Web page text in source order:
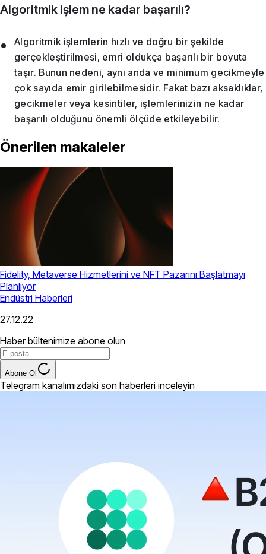
Algoritmik işlem ne kadar başarılı?
Algoritmik işlemlerin hızlı ve doğru bir şekilde
gerçekleştirilmesi, emri oldukça başarılı bir boyuta
taşır. Bunun nedeni, aynı anda ve minimum gecikmeyle
çok sayıda emir girilebilmesidir. Fakat bazı aksaklıklar,
gecikmeler veya kesintiler, işlemlerinizin ne kadar
başarılı olduğunu önemli ölçüde etkileyebilir.
Önerilen makaleler
Fidelity, Metaverse Hizmetlerini ve NFT Pazarını Başlatmayı
Planlıyor
Endüstri Haberleri
27.12.22
Haber bültenimize abone olun
Abone Ol
Telegram kanalımızdaki son haberleri inceleyin